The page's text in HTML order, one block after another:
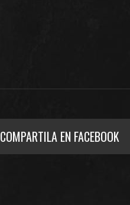
COMPARTILA EN FACEBOOK